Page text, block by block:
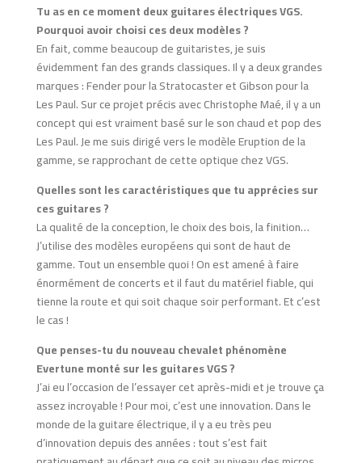
Tu as en ce moment deux guitares électriques VGS.
Pourquoi avoir choisi ces deux modèles ?
En fait, comme beaucoup de guitaristes, je suis
évidemment fan des grands classiques. Il y a deux grandes
marques : Fender pour la Stratocaster et Gibson pour la
Les Paul. Sur ce projet précis avec Christophe Maé, il y a un
concept qui est vraiment basé sur le son chaud et pop des
Les Paul. Je me suis dirigé vers le modèle Eruption de la
gamme, se rapprochant de cette optique chez VGS.
Quelles sont les caractéristiques que tu apprécies sur
ces guitares ?
La qualité de la conception, le choix des bois, la finition…
J’utilise des modèles européens qui sont de haut de
gamme. Tout un ensemble quoi ! On est amené à faire
énormément de concerts et il faut du matériel fiable, qui
tienne la route et qui soit chaque soir performant. Et c’est
le cas !
Que penses-tu du nouveau chevalet phénomène
Evertune monté sur les guitares VGS ?
J’ai eu l’occasion de l’essayer cet après-midi et je trouve ça
assez incroyable ! Pour moi, c’est une innovation. Dans le
monde de la guitare électrique, il y a eu très peu
d’innovation depuis des années : tout s’est fait